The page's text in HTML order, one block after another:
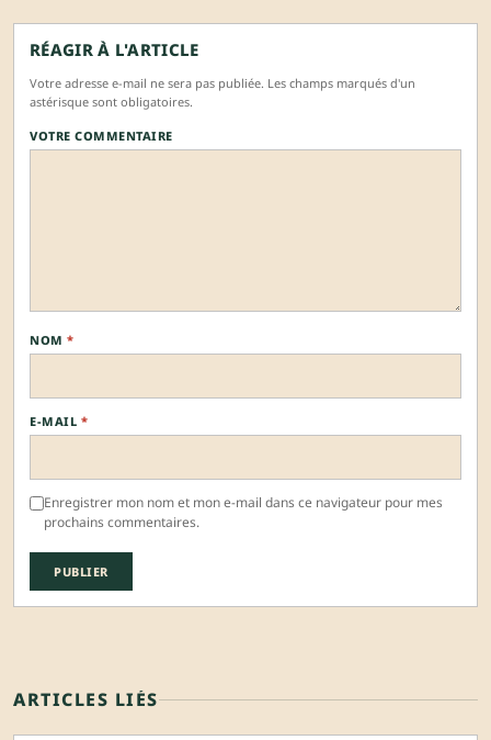
RÉAGIR À L'ARTICLE
Votre adresse e-mail ne sera pas publiée. Les champs marqués d'un
astérisque sont obligatoires.
VOTRE COMMENTAIRE
NOM *
E-MAIL *
Enregistrer mon nom et mon e-mail dans ce navigateur pour mes
prochains commentaires.
ARTICLES LIÉS